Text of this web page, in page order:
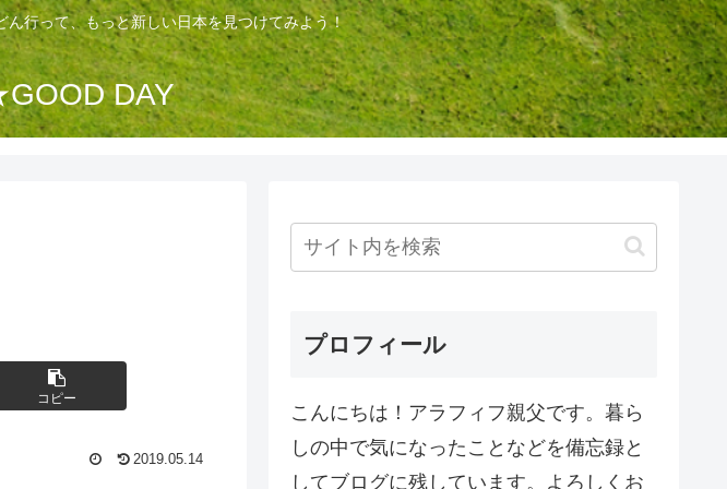
行って、もっと新しい日本を見つけてみよう！
DAY
コピー
2019.05.14
プロフィール
こんにちは！アラフィフ親父です。暮ら
しの中で気になったことなどを備忘録と
してブログに残しています。よろしくお